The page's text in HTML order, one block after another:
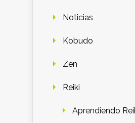
Noticias
Kobudo
Zen
Reiki
Aprendiendo